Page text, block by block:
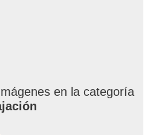
en la categoría